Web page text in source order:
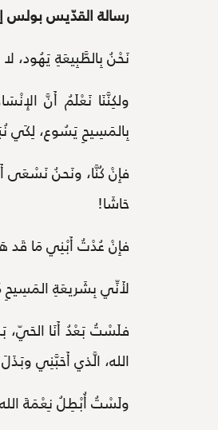
رسالة القدّيس بولس إلى
نَحْنُ بِالطَّبِيعَةِ يَهُود،
ولكِنَّنَا نَعْلَمُ أَنَّ
بِالمَسِيحِ يَسُوع، لِكَي
فإِنْ كُنَّا، ونَحنُ نَسْعَى
حَاشَا!
فإِنْ عُدْتُ أَبْنِي مَا
لأَنِّي بِشَريعَةِ
فلَسْتُ بَعْدُ أَنَا
الله، الَّذي أَحَبَّنِي
ولَسْتُ أُبْطِلُ نِعْمَةَ